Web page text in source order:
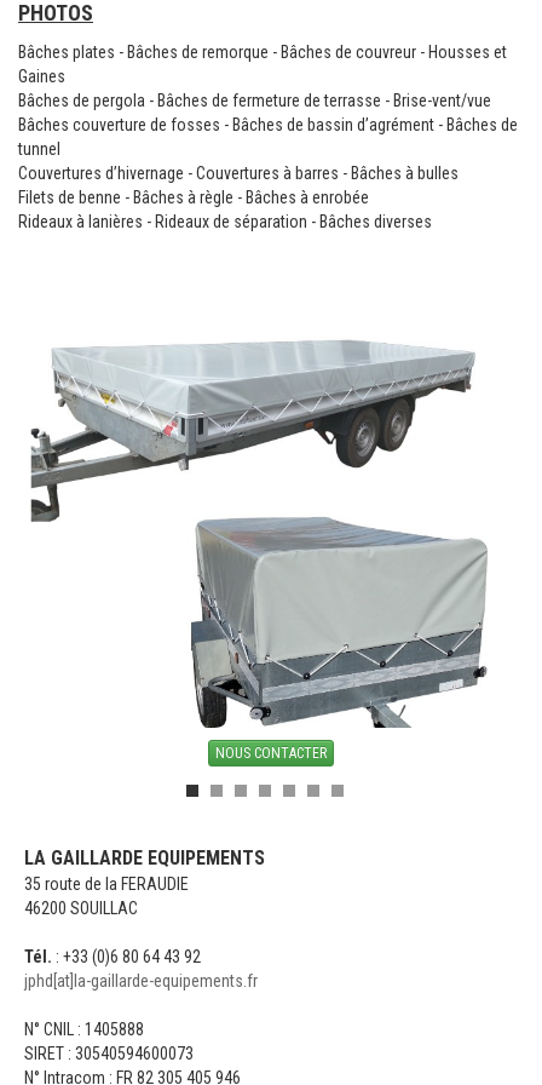
TENTE PLIANTE ET PARASOL
COMMUNICATION VISUELLE
MATERIEL DE MARCHE
LOCATION
PHOTOS
Bâches plates - Bâches de remorque - Bâches de couvreur - Housses et
Gaines
Bâches de pergola - Bâches de fermeture de terrasse - Brise-vent/vue
Bâches couverture de fosses - Bâches de bassin d’agrément - Bâches de
tunnel
Couvertures d’hivernage - Couvertures à barres - Bâches à bulles
Filets de benne - Bâches à règle - Bâches à enrobée
Rideaux à lanières - Rideaux de séparation - Bâches diverses
NOUS CONTACTER
LA GAILLARDE EQUIPEMENTS
35 route de la FERAUDIE
46200 SOUILLAC
Tél. : +33 (0)6 80 64 43 92
jphd[at]la-gaillarde-equipements.fr
N° CNIL : 1405888
SIRET : 30540594600073
N° Intracom : FR 82 305 405 946